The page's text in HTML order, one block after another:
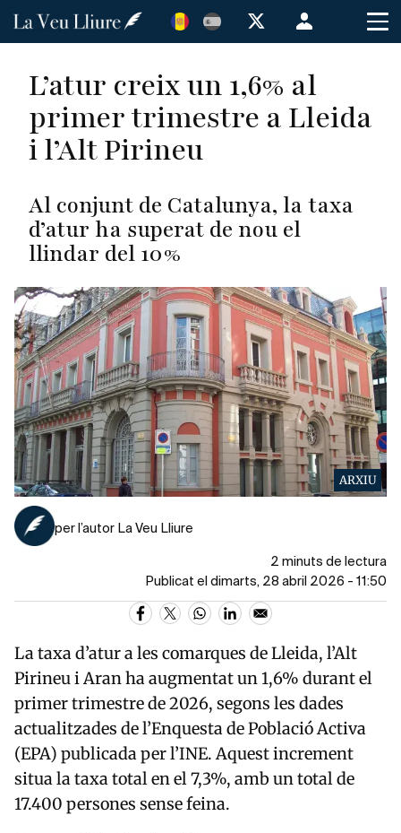
Vés
Menú
de
cuenta
de
usuario
L’atur creix un 1,6% al
primer trimestre a Lleida
i l’Alt Pirineu
Al conjunt de Catalunya, la taxa
d’atur ha superat de nou el
llindar del 10%
ARXIU
per l’autor La Veu Lliure
2 minuts de lectura
Publicat el dimarts, 28 abril 2026 - 11:50
La taxa d’atur a les comarques de Lleida, l’Alt
Pirineu i Aran ha augmentat un 1,6% durant el
primer trimestre de 2026, segons les dades
actualitzades de l’Enquesta de Població Activa
(EPA) publicada per l’INE. Aquest increment
situa la taxa total en el 7,3%, amb un total de
17.400 persones sense feina.